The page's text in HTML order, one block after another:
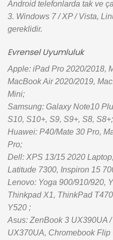
Android telefonlarda tak ve
3. Windows 7 / XP / Vista,
gereklidir.
Evrensel Uyumluluk
Apple: iPad Pro 2020/2018,
MacBook Air 2020/2019,
Mini;
Samsung: Galaxy Note10
S10, S10+, S9, S9+, S8, S8+;
Huawei: P40/Mate 30 Pro,
Pro;
Dell: XPS 13/15 2020
Latitude 7300, Inspiron 15
Lenovo: Yoga 900/910/920,
Thinkpad X1, ThinkPad
Y520 ;
Asus: ZenBook 3 UX390UA
UX370UA, Chromebook